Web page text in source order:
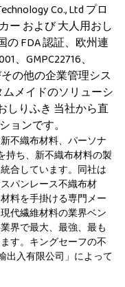
Co., Ltd プロ
ー および大人用おし
FDA 認証、欧州連
、GMPC22716、
その他の企業管理シス
メイドのソリューシ
しりふき 当社から直
ョンです。
不織布材料、パーソナ
持ち、新不織布材料の製
合しています。同社は
パンレース不織布材
料を手掛ける専門メー
代繊維材料の業界ベン
界で最大、最強、最も
す。キングセーフの不
出入有限公司」によって